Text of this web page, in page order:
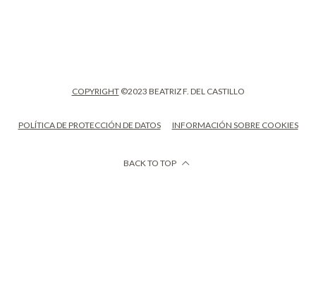
COPYRIGHT©2023 BEATRIZ F. DEL CASTILLO
POLÍTICA DE PROTECCIÓN DE DATOS INFORMACIÓN SOBRE COOKIES
BACK TO TOP